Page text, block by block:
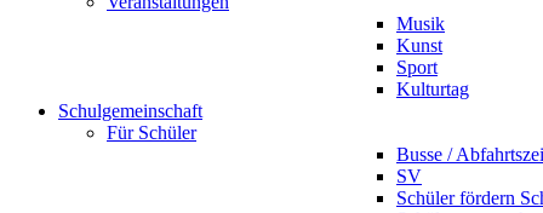
Musik
Kunst
Sport
Kulturtag
Schulgemeinschaft
Für Schüler
Busse /
SV
Schüler fördern